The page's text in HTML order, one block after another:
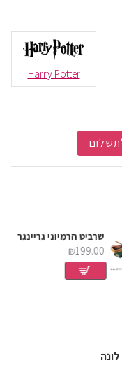
Harry Potter
שרביט הרמיוני גריינגר
₪199.00
לונה